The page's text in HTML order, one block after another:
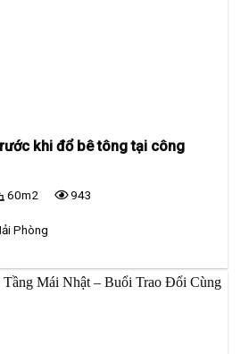
khi đổ bê tông tại công
60m2 943
Phòng